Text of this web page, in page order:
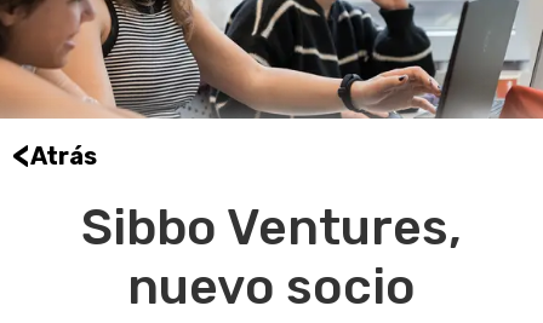
<Atrás
Sibbo Ventures,
nuevo socio